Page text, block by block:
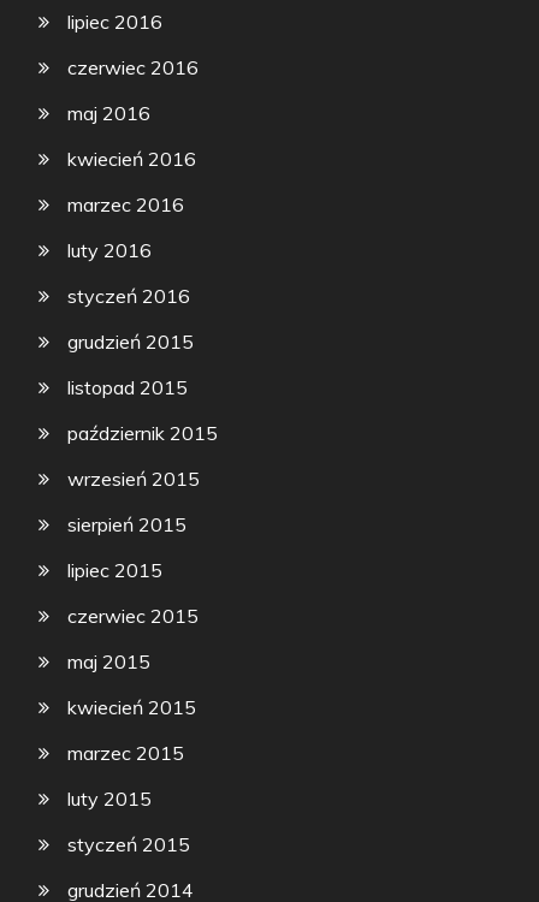
lipiec 2016
czerwiec 2016
maj 2016
kwiecień 2016
marzec 2016
luty 2016
styczeń 2016
grudzień 2015
listopad 2015
październik 2015
wrzesień 2015
sierpień 2015
lipiec 2015
czerwiec 2015
maj 2015
kwiecień 2015
marzec 2015
luty 2015
styczeń 2015
grudzień 2014